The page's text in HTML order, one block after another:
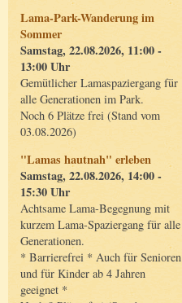
Lama-Park-Wanderung im
Sommer
Samstag, 22.08.2026, 11:00 -
13:00 Uhr
Gemütlicher Lamaspaziergang für
alle Generationen im Park.
Noch 6 Plätze frei (Stand vom
03.08.2026)
"Lamas hautnah" erleben
Samstag, 22.08.2026, 14:00 -
15:30 Uhr
Achtsame Lama-Begegnung mit
kurzem Lama-Spaziergang für alle
Generationen.
* Barrierefrei * Auch für Senioren
und für Kinder ab 4 Jahren
geeignet *